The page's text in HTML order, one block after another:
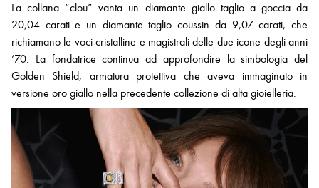
La collana “clou” vanta un diamante giallo taglio a goccia da
20,04 carati e un diamante taglio coussin da 9,07 carati, che
richiamano le voci cristalline e magistrali delle due icone degli anni
‘70. La fondatrice continua ad approfondire la simbologia del
Golden Shield, armatura protettiva che aveva immaginato in
versione oro giallo nella precedente collezione di alta gioielleria.